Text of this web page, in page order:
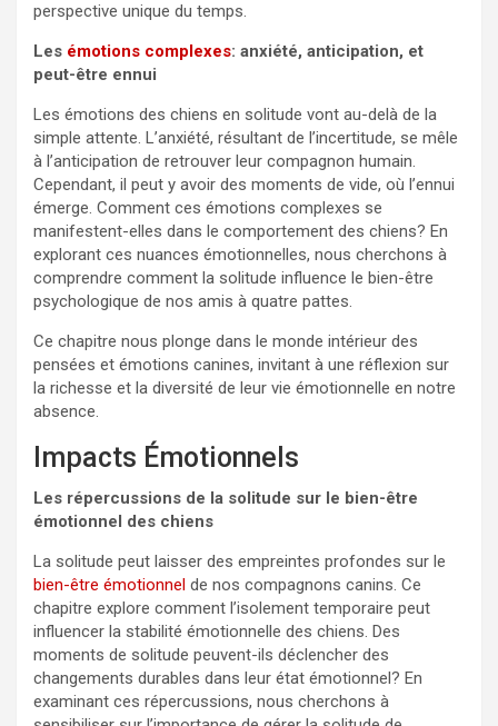
perspective unique du temps.
Les émotions complexes: anxiété, anticipation, et
peut-être ennui
Les émotions des chiens en solitude vont au-delà de la
simple attente. L’anxiété, résultant de l’incertitude, se mêle
à l’anticipation de retrouver leur compagnon humain.
Cependant, il peut y avoir des moments de vide, où l’ennui
émerge. Comment ces émotions complexes se
manifestent-elles dans le comportement des chiens? En
explorant ces nuances émotionnelles, nous cherchons à
comprendre comment la solitude influence le bien-être
psychologique de nos amis à quatre pattes.
Ce chapitre nous plonge dans le monde intérieur des
pensées et émotions canines, invitant à une réflexion sur
la richesse et la diversité de leur vie émotionnelle en notre
absence.
Impacts Émotionnels
Les répercussions de la solitude sur le bien-être
émotionnel des chiens
La solitude peut laisser des empreintes profondes sur le
bien-être émotionnel de nos compagnons canins. Ce
chapitre explore comment l’isolement temporaire peut
influencer la stabilité émotionnelle des chiens. Des
moments de solitude peuvent-ils déclencher des
changements durables dans leur état émotionnel? En
examinant ces répercussions, nous cherchons à